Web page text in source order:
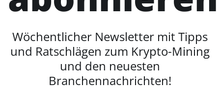
Wöchentlicher Newsletter mit Tipps
und Ratschlägen zum Krypto-Mining
und den neuesten
Branchennachrichten!